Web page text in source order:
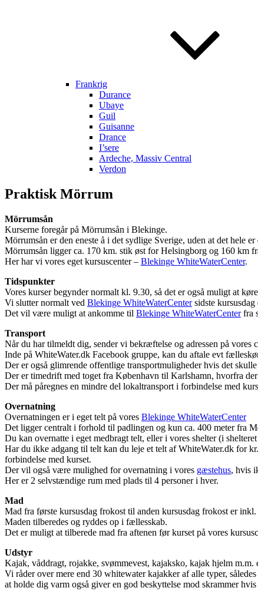
Frankrig
Durance
Ubaye
Guil
Guisanne
Drance
I’sere
Ardeche, Massiv Central
Verdon
Praktisk Mörrum
Mörrumsån
Kurserne foregår på Mörrumsån i Blekinge.
Mörrumsån er den eneste å i det sydlige Sverige, uden at det
Mörrumsån ligger ca. 170 km. stik øst for Helsingborg og 160 km
Her har vi vores eget kursuscenter – Blekinge WhiteWaterCenter.
Tidspunkter
Vores kurser begynder normalt kl. 9.30, så det er også muligt at
Vi slutter normalt ved Blekinge WhiteWaterCentersidste
Det vil være muligt at ankomme til Blekinge WhiteWaterCenterfra
Transport
Når du har tilmeldt dig, sender vi bekræftelse og adressen på vores
Inde på WhiteWater.dk Facebook gruppe, kan du aftale evt
Der er også glimrende offentlige transportmuligheder hvis det
Der er timedrift med toget fra København til Karlshamn, hvorfra
Der må påregnes en mindre del lokaltransport i forbindelse med
Overnatning
Overnatningen er i eget telt på vores Blekinge WhiteWaterCenter
Det ligger centralt i forhold til padlingen og kun ca. 400 meter fra
Du kan overnatte i eget medbragt telt, eller i vores shelter (i
Har du ikke adgang til telt kan du leje et telt af WhiteWater.dk for
forbindelse med kurset.
Der vil også være mulighed for overnatning i vores gæstehus, hvis
Her er 2 selvstændige rum med plads til 4 personer i hver.
Mad
Mad fra første kursusdag frokost til anden kursusdag frokost er inkl.
Maden tilberedes og ryddes op i fællesskab.
Det er muligt at tilberede mad fra aftenen før kurset på vores
Udstyr
Kajak, våddragt, rojakke, svømmevest, kajaksko, kajak hjelm m.m.
Vi råder over mere end 30 whitewater kajakker af alle typer,
at holde dig varm også giver en god beskyttelse mod skrammer